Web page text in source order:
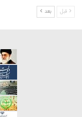
قبل بعد